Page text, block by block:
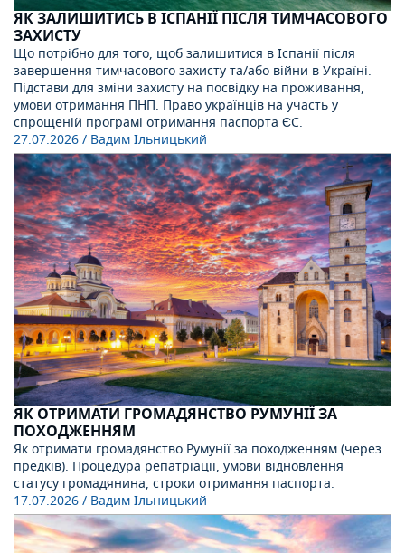
ЯК ЗАЛИШИТИСЬ В ІСПАНІЇ ПІСЛЯ ТИМЧАСОВОГО
ЗАХИСТУ
Що потрібно для того, щоб залишитися в Іспанії після
завершення тимчасового захисту та/або війни в Україні.
Підстави для зміни захисту на посвідку на проживання,
умови отримання ПНП. Право українців на участь у
спрощеній програмі отримання паспорта ЄС.
27.07.2026/ Вадим Ільницький
ЯК ОТРИМАТИ ГРОМАДЯНСТВО РУМУНІЇ ЗА
ПОХОДЖЕННЯМ
Як отримати громадянство Румунії за походженням (через
предків). Процедура репатріації, умови відновлення
статусу громадянина, строки отримання паспорта.
17.07.2026/ Вадим Ільницький